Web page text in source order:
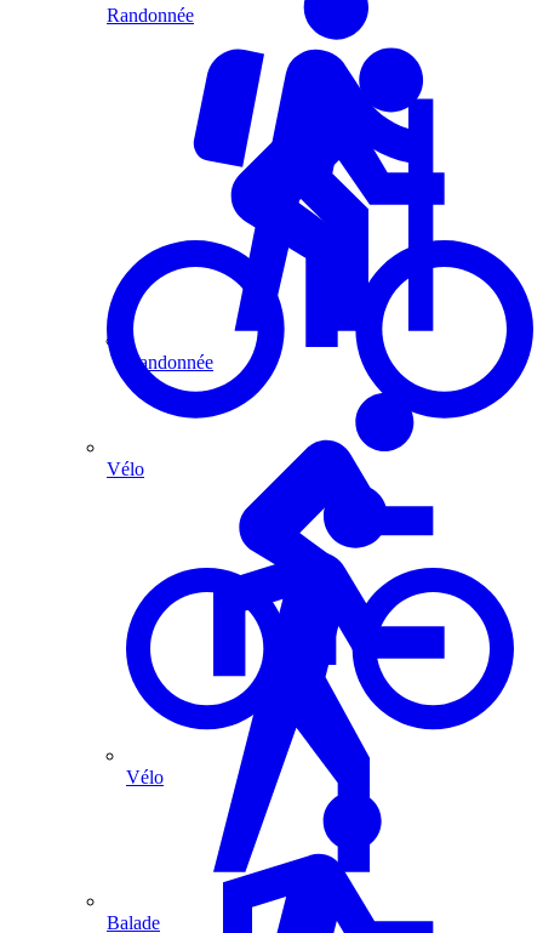
Randonnée
Vélo
Randonnée
Vélo
Balade